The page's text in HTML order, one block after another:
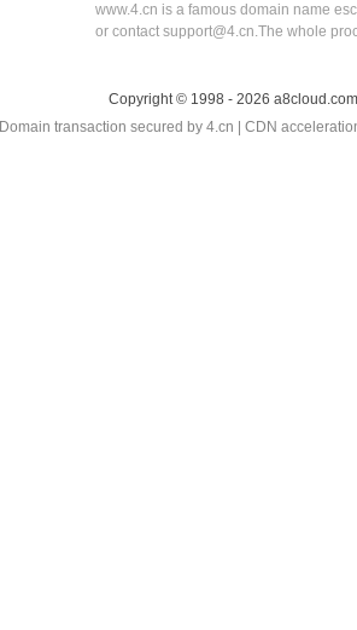
www.4.cn is a famous domain name
or contact support@4.cn.The whole
Copyright © 1998 - 2026
Domain transaction secured by 4.cn | CDN